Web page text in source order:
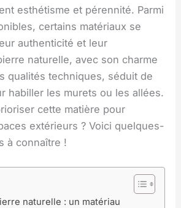
esthétisme et pérennité. Parmi
certains matériaux se
authenticité et leur
naturelle, avec son charme
qualités techniques, séduit de
habiller les murets ou les allées.
cette matière pour
extérieurs ? Voici quelques-
à connaître !
naturelle : un matériau